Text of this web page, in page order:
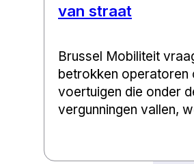
van straat
Brussel Mobiliteit
betrokken operatoren
voertuigen die onder
vergunningen vallen,